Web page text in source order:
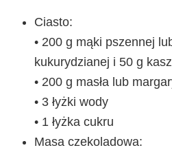
Ciasto:
• 200 g mąki pszennej
kukurydzianej i 50 g
• 200 g masła lub
• 3 łyżki wody
• 1 łyżka cukru
Masa czekoladowa: